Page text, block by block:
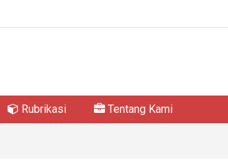
Rubrikasi Tentang Kami